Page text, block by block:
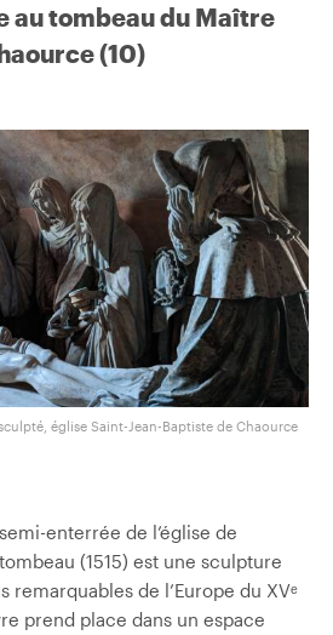
au tombeau du Maître
(10)
église Saint-Jean-Baptiste de Chaource
enterrée de l’église de
(1515) est une sculpture
remarquables de l’Europe du XVᵉ
prend place dans un espace